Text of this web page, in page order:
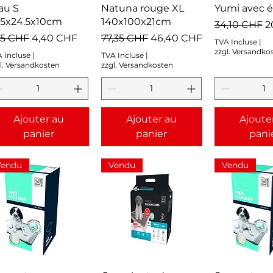
S
original
CHF Prix promotionnel
4,40 CHF
Incluse |
Versandkosten
Ajouter au
panier
Natuna rouge XL
140x100x21cm
Prix original
77,35 CHF Prix promotionnel
46,40 CHF
TVA Incluse|
zzgl. Versandkosten
Ajouter au
panier
Yumi avec
Prix original
34,10 CHF
TVA Incluse|
zzgl.
Vendu Vendu